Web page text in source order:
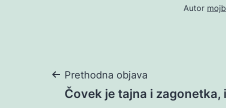
Autor
Navigacija
Prethodna objava
Čovek je tajna i zagonetka,